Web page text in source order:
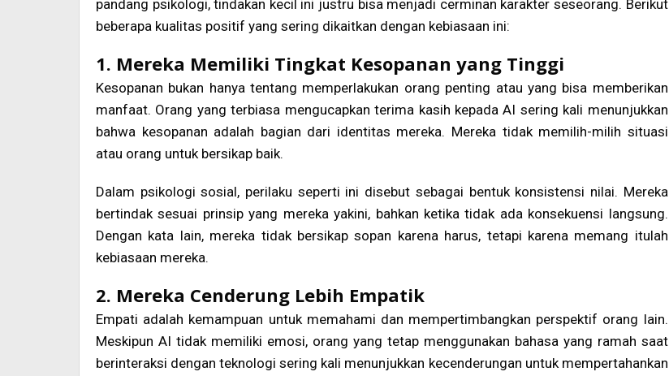
pandang psikologi, tindakan kecil ini justru bisa menjadi cerminan karakter seseorang. Berikut
beberapa kualitas positif yang sering dikaitkan dengan kebiasaan ini:
1. Mereka Memiliki Tingkat Kesopanan yang Tinggi
Kesopanan bukan hanya tentang memperlakukan orang penting atau yang bisa memberikan
manfaat. Orang yang terbiasa mengucapkan terima kasih kepada AI sering kali menunjukkan
bahwa kesopanan adalah bagian dari identitas mereka. Mereka tidak memilih-milih situasi
atau orang untuk bersikap baik.
Dalam psikologi sosial, perilaku seperti ini disebut sebagai bentuk konsistensi nilai. Mereka
bertindak sesuai prinsip yang mereka yakini, bahkan ketika tidak ada konsekuensi langsung.
Dengan kata lain, mereka tidak bersikap sopan karena harus, tetapi karena memang itulah
kebiasaan mereka.
2. Mereka Cenderung Lebih Empatik
Empati adalah kemampuan untuk memahami dan mempertimbangkan perspektif orang lain.
Meskipun AI tidak memiliki emosi, orang yang tetap menggunakan bahasa yang ramah saat
berinteraksi dengan teknologi sering kali menunjukkan kecenderungan untuk mempertahankan